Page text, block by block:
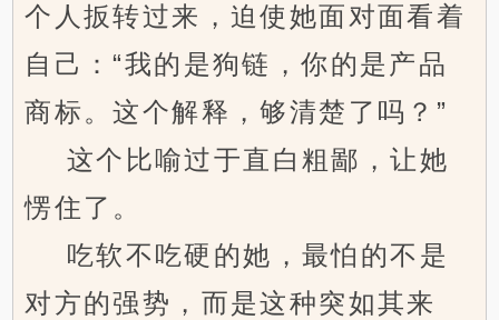
个人扳转过来，迫使她面对面看着
自己：“我的是狗链，你的是产品
商标。这个解释，够清楚了吗？”
这个比喻过于直白粗鄙，让她
愣住了。
吃软不吃硬的她，最怕的不是
对方的强势，而是这种突如其来